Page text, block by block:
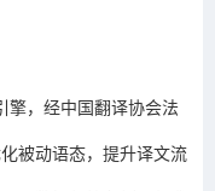
擎，经中国翻译协会法
被动语态，提升译文流